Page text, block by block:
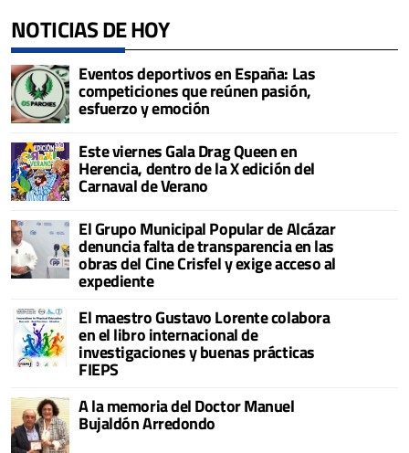
NOTICIAS DE HOY
Eventos deportivos en España: Las
competiciones que reúnen pasión,
esfuerzo y emoción
Este viernes Gala Drag Queen en
Herencia, dentro de la X edición del
Carnaval de Verano
El Grupo Municipal Popular de Alcázar
denuncia falta de transparencia en las
obras del Cine Crisfel y exige acceso al
expediente
El maestro Gustavo Lorente colabora
en el libro internacional de
investigaciones y buenas prácticas
FIEPS
A la memoria del Doctor Manuel
Bujaldón Arredondo